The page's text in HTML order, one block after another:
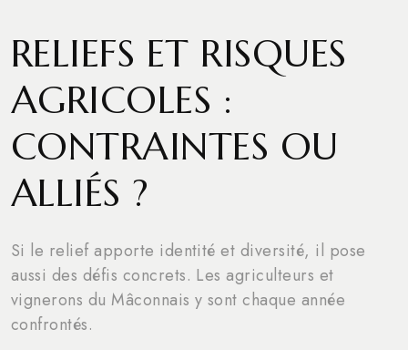
RELIEFS ET RISQUES
AGRICOLES :
CONTRAINTES OU
ALLIÉS ?
Si le relief apporte identité et diversité, il pose
aussi des défis concrets. Les agriculteurs et
vignerons du Mâconnais y sont chaque année
confrontés.